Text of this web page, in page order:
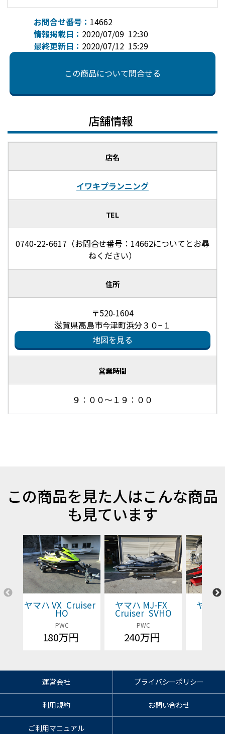
お問合せ番号： 14662
情報掲載日： 2020/07/09 12:30
最終更新日： 2020/07/12 15:29
この商品について問合せる
店舗情報
店名
イワキプランニング
TEL
0740-22-6617（お問合せ番号：14662についてとお尋
ねください）
住所
〒520-1604
滋賀県高島市今津町浜分３０−１
地図を見る
営業時間
９：００～１９：００
この商品を見た人はこんな商品
も見ています
ヤマハ VX Cruiser
HO
PWC
180万円
ヤマハ MJ-FX
Cruiser SVHO
PWC
240万円
ヤマ
運営会社 プライバシーポリシー
利用規約 お問い合わせ
ご利用マニュアル